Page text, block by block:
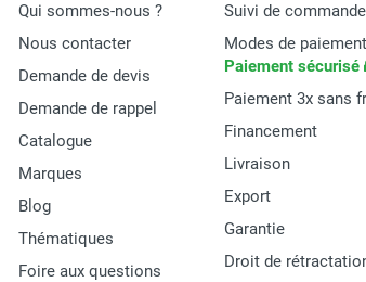
Qui sommes-nous ?
Nous contacter
Demande de devis
Demande de rappel
Catalogue
Marques
Blog
Thématiques
Foire aux questions
Suivi de commande
Modes de paiement
Paiement sécurisé
Paiement 3x sans
Financement
Livraison
Export
Garantie
Droit de